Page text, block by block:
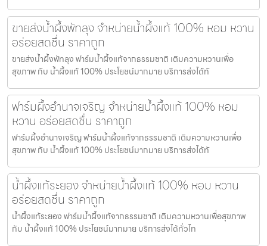
ขายส่งน้ำผึ้งพัทลุง จำหน่ายน้ำผึ้งแท้ 100% หอม หวาน
อร่อยสดชื่น ราคาถูก
ขายส่งน้ำผึ้งพัทลุง ฟาร์มน้ำผึ้งแท้จากธรรมชาติ เติมความหวานเพื่อ
สุขภาพ กับ น้ำผึ้งแท้ 100% ประโยชน์มากมาย บริการส่งได้ทั
ฟาร์มผึ้งอำนาจเจริญ จำหน่ายน้ำผึ้งแท้ 100% หอม
หวาน อร่อยสดชื่น ราคาถูก
ฟาร์มผึ้งอำนาจเจริญ ฟาร์มน้ำผึ้งแท้จากธรรมชาติ เติมความหวานเพื่อ
สุขภาพ กับ น้ำผึ้งแท้ 100% ประโยชน์มากมาย บริการส่งได้ทั
น้ำผึ้งแท้ระยอง จำหน่ายน้ำผึ้งแท้ 100% หอม หวาน
อร่อยสดชื่น ราคาถูก
น้ำผึ้งแท้ระยอง ฟาร์มน้ำผึ้งแท้จากธรรมชาติ เติมความหวานเพื่อสุขภาพ
กับ น้ำผึ้งแท้ 100% ประโยชน์มากมาย บริการส่งได้ทั่วไท